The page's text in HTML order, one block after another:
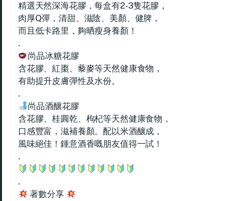
精選天然深海花膠，每盒有2-3隻花膠，
肉厚Q彈，清甜、滋陰、美顏、健脾，
而且低卡路里，夠晒瘦身養顏！
.
尚品冰糖花膠
含花膠、紅棗、藜麥等天然健康食物，
有助提升皮膚彈性及水份。
.
尚品酒釀花膠
含花膠、桂圓乾、枸杞等天然健康食物，
口感豐富，滋補養顏。配以米酒釀成，
風味絕佳！鍾意酒香嘅朋友值得一試！
.
.
著數分享